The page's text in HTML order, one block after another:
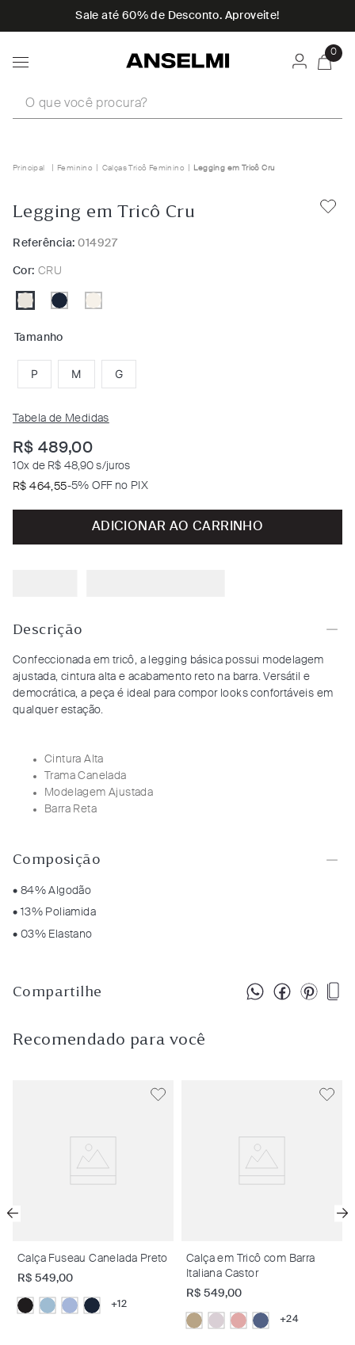
Sale até 60% de Desconto. Aproveite!
0
Feminino Calças Tricô Feminino Legging em Tricô Cru
Legging em Tricô Cru
Referência: 014927
Cor: CRU
Tamanho
P M G
Tabela de Medidas
R$ 489,00
10x de R$ 48,90 s/juros
R$ 464,55-5% OFF no PIX
ADICIONAR AO CARRINHO
Descrição
Confeccionada em tricô, a legging básica possui modelagem
ajustada, cintura alta e acabamento reto na barra. Versátil e
democrática, a peça é ideal para compor looks confortáveis em
qualquer estação.
Cintura Alta
Trama Canelada
Modelagem Ajustada
Barra Reta
Composição
• 84% Algodão
• 13% Poliamida
• 03% Elastano
Compartilhe
Recomendado para você
Calça Fuseau Canelada Preto
R$ 549,00
+12
Calça em Tricô com Barra
Italiana Castor
R$ 549,00
+24